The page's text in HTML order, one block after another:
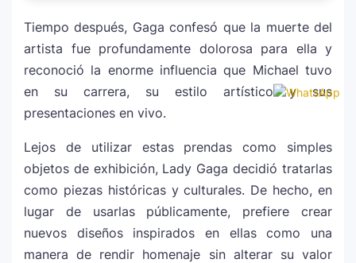
Tiempo después, Gaga confesó que la muerte del
artista fue profundamente dolorosa para ella y
reconoció la enorme influencia que Michael tuvo
en su carrera, su estilo artístico y sus
presentaciones en vivo.
Lejos de utilizar estas prendas como simples
objetos de exhibición, Lady Gaga decidió tratarlas
como piezas históricas y culturales. De hecho, en
lugar de usarlas públicamente, prefiere crear
nuevos diseños inspirados en ellas como una
manera de rendir homenaje sin alterar su valor